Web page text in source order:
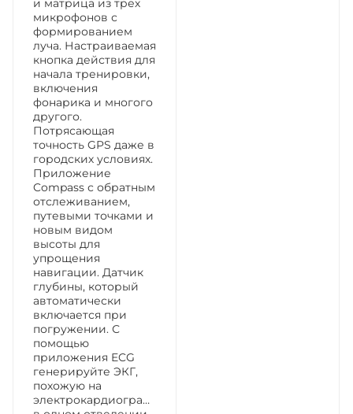
микрофонов с
формированием
луча. Настраиваемая
кнопка действия для
начала тренировки,
включения
фонарика и многого
другого.
Потрясающая
точность GPS даже в
городских условиях.
Приложение
Compass с обратным
отслеживанием,
путевыми точками и
новым видом
высоты для
упрощения
навигации. Датчик
глубины, который
автоматически
включается при
погружении. С
помощью
приложения ECG
генерируйте ЭКГ,
похожую на
электрокардиограмму